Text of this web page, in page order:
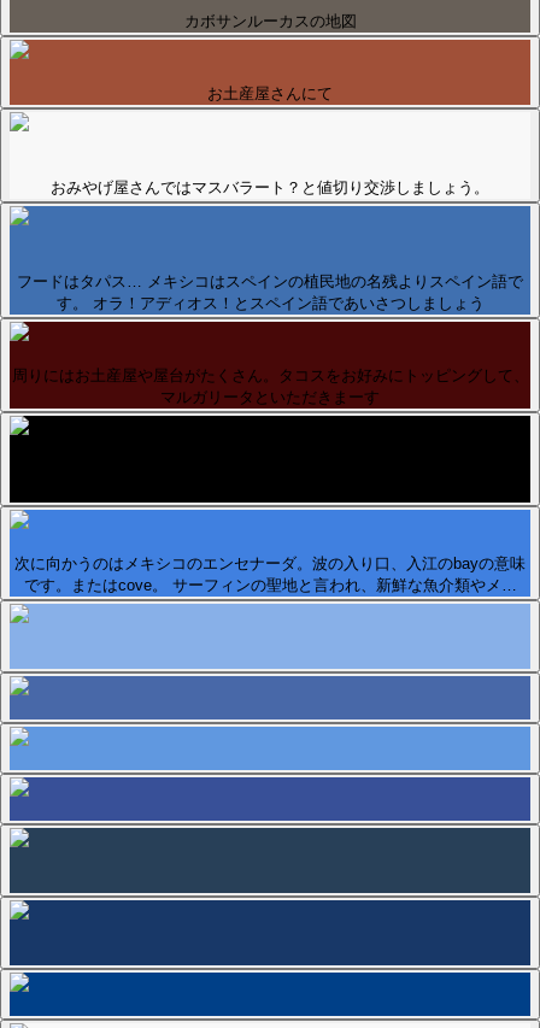
カボサンルーカスの地図
お土産屋さんにて
おみやげ屋さんではマスバラート？と値切り交渉しましょう。
フードはタパス… メキシコはスペインの植民地の名残よりスペイン語で
す。 オラ！アディオス！とスペイン語であいさつしましょう
周りにはお土産屋や屋台がたくさん。タコスをお好みにトッピングして、
マルガリータといただきまーす
次に向かうのはメキシコのエンセナーダ。波の入り口、入江のbayの意味
です。またはcove。 サーフィンの聖地と言われ、新鮮な魚介類やメ…